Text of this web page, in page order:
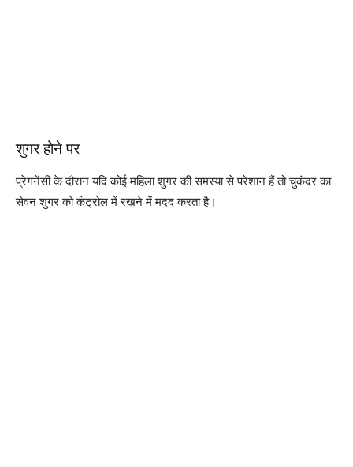
शुगर होने पर
प्रेगनेंसी के दौरान यदि कोई महिला शुगर की समस्या से परेशान हैं तो चुकंदर का
सेवन शुगर को कंट्रोल में रखने में मदद करता है।